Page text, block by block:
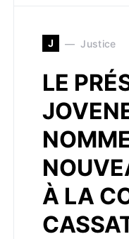
J Justice
LE
À LA